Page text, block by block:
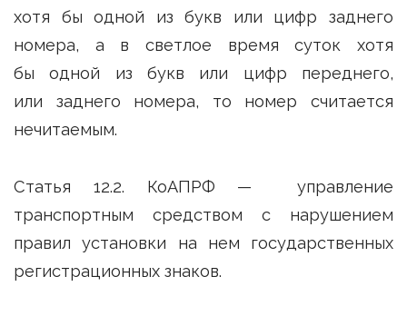
хотя бы одной из букв или цифр заднего
номера, а в светлое время суток хотя
бы одной из букв или цифр переднего,
или заднего номера, то номер считается
нечитаемым.
Статья 12.2. КоАПРФ — управление
транспортным средством с нарушением
правил установки на нем государственных
регистрационных знаков.